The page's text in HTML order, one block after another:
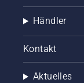
Händler
Kontakt
Aktuelles